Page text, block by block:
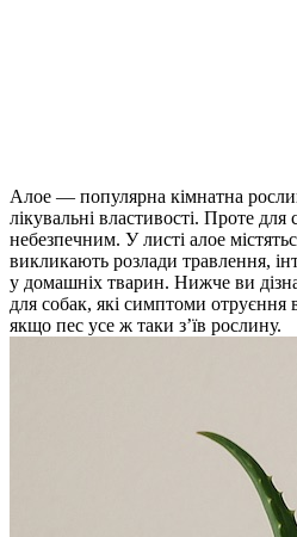
Алое — популярна кімнатна
лікувальні властивості. Проте
небезпечним. У листі алое
викликають розлади травлення,
у домашніх тварин. Нижче ви
для собак, які симптоми
якщо пес усе ж таки з’їв рослину.